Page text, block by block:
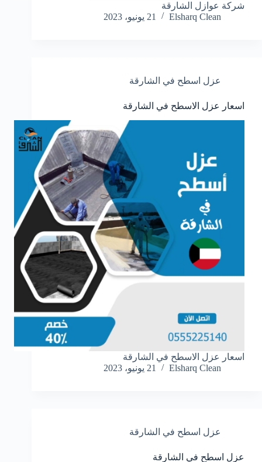
شركة عوازل الشارقة
Elsharq Clean
21 يونيو، 2023
عزل اسطح في الشارقة
اسعار عزل الاسطح في الشارقة
اسعار عزل الاسطح في الشارقة
Elsharq Clean
21 يونيو، 2023
عزل اسطح في الشارقة
عزل اسطح في الشارقة